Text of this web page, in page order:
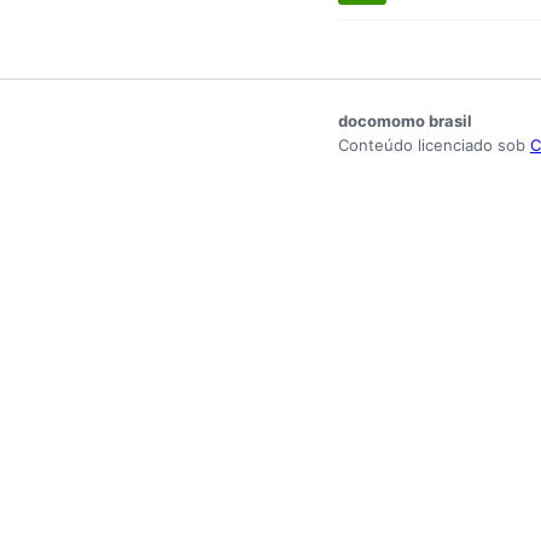
docomomo brasil
Conteúdo licenciado sob